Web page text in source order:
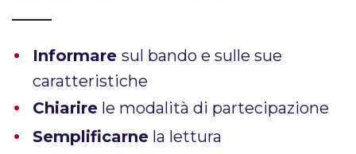
Informare sul bando e sulle sue
caratteristiche
Chiarire le modalità di partecipazione
Semplificarne la lettura ​